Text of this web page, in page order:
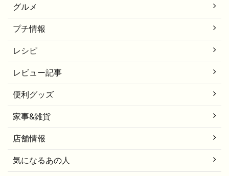
グルメ
プチ情報
レシピ
レビュー記事
便利グッズ
家事&雑貨
店舗情報
気になるあの人